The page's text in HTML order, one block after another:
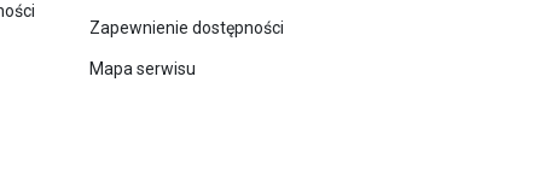
Zapewnienie dostępności
Mapa serwisu